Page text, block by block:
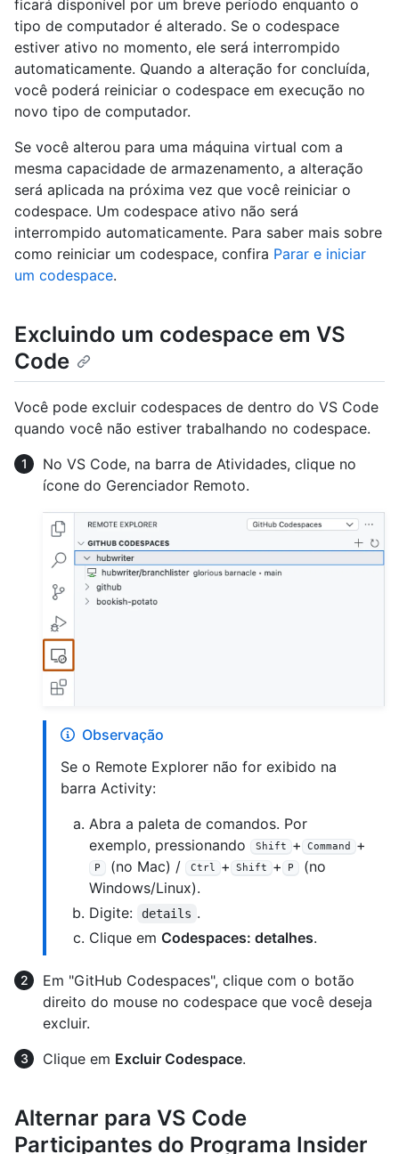
ficará disponível por um breve período enquanto o
tipo de computador é alterado. Se o codespace
estiver ativo no momento, ele será interrompido
automaticamente. Quando a alteração for concluída,
você poderá reiniciar o codespace em execução no
novo tipo de computador.
Se você alterou para uma máquina virtual com a
mesma capacidade de armazenamento, a alteração
será aplicada na próxima vez que você reiniciar o
codespace. Um codespace ativo não será
interrompido automaticamente. Para saber mais sobre
como reiniciar um codespace, confira Parar e iniciar
um codespace.
Excluindo um codespace em VS
Code
Você pode excluir codespaces de dentro do VS Code
quando você não estiver trabalhando no codespace.
No VS Code, na barra de Atividades, clique no
ícone do Gerenciador Remoto.
Observação
Se o Remote Explorer não for exibido na
barra Activity:
Abra a paleta de comandos. Por
exemplo, pressionando
Shift + Command +
P (no Mac) / Ctrl + Shift + P
(no
Windows/Linux).
Digite:
details .
Clique em Codespaces: detalhes.
Em "GitHub Codespaces", clique com o botão
direito do mouse no codespace que você deseja
excluir.
Clique em Excluir Codespace.
Alternar para VS Code
Participantes do Programa Insider